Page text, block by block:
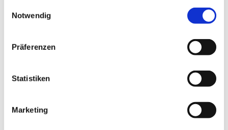
Notwendig
Präferenzen
Statistiken
Marketing
und Rentenkassen sowie